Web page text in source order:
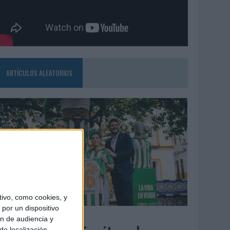
como cookies, y
un dispositivo
de audiencia y
ARTÍCULOS ALEATORIOS
08/2026